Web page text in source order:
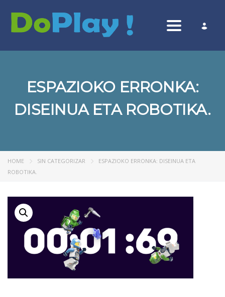
Toggle
ESPAZIOKO ERRONKA:
DISEINUA ETA ROBOTIKA.
HOME SIN CATEGORIZAR
ESPAZIOKO ERRONKA: DISEINUA ETA
ROBOTIKA.